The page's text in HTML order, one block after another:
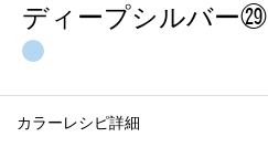
ディープシルバー㉙
カラーレシピ詳細